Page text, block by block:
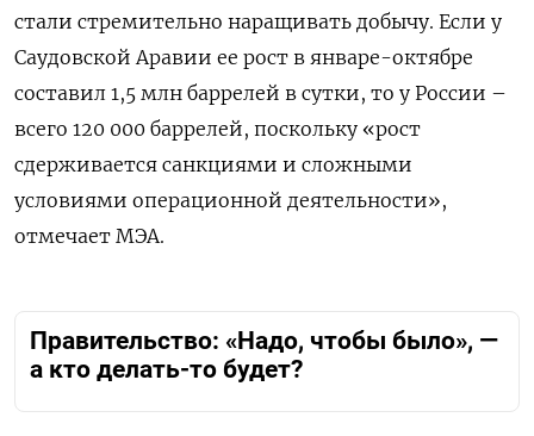
стали стремительно наращивать добычу. Если у
Саудовской Аравии ее рост в январе-октябре
составил 1,5 млн баррелей в сутки, то у России –
всего 120 000 баррелей, поскольку «рост
сдерживается санкциями и сложными
условиями операционной деятельности»,
отмечает МЭА.
Правительство: «Надо, чтобы было», —
а кто делать-то будет?